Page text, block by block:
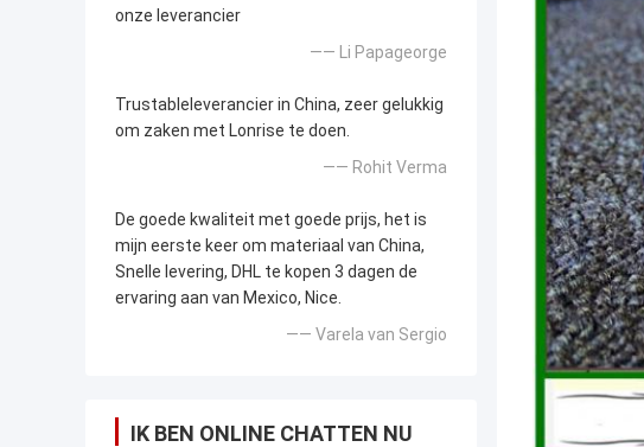
onze leverancier
—— Li Papageorge
Trustableleverancier in China, zeer gelukkig
om zaken met Lonrise te doen.
—— Rohit Verma
De goede kwaliteit met goede prijs, het is
mijn eerste keer om materiaal van China,
Snelle levering, DHL te kopen 3 dagen de
ervaring aan van Mexico, Nice.
—— Varela van Sergio
IK BEN ONLINE CHATTEN NU